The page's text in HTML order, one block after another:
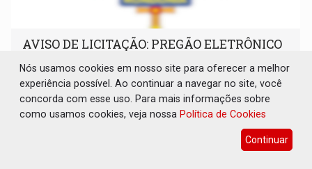
AVISO DE LICITAÇÃO: PREGÃO ELETRÔNICO
Publicações Legais 07 de Agosto de 2026 às 09:30
Nós usamos cookies em nosso site para oferecer a melhor
experiência possível. Ao continuar a navegar no site, você
concorda com esse uso. Para mais informações sobre
como usamos cookies, veja nossa Política de Cookies
Continuar